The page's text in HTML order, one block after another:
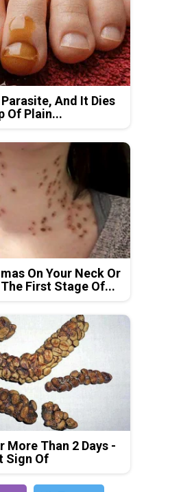
And It Dies
Of Plain...
On Your Neck Or
First Stage Of...
More Than 2 Days -
Sign Of